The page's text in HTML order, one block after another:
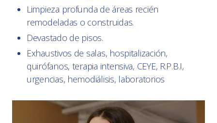
Limpieza profunda de áreas recién
remodeladas o construidas.
Devastado de pisos.
Exhaustivos de salas, hospitalización,
quirófanos, terapia intensiva, CEYE, R.P.B.I,
urgencias, hemodiálisis, laboratorios